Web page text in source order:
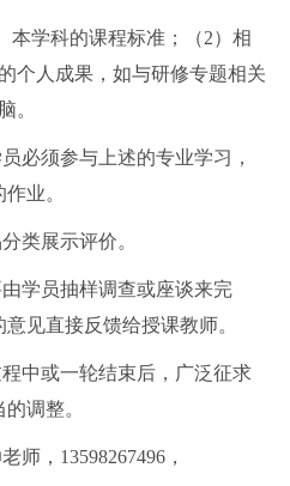
本学科的课程标准；（2）相
个人成果，如与研修专题相关
。
必须参与上述的专业学习，
业。
类展示评价。
学员抽样调查或座谈来完
见直接反馈给授课教师。
中或一轮结束后，广泛征求
调整。
师， 13598267496 ，